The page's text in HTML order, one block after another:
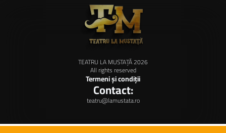
TEATRU LA MUSTAȚĂ 2026
All rights reserved
Termeni și condiții
Contact:
teatru@lamustata.ro